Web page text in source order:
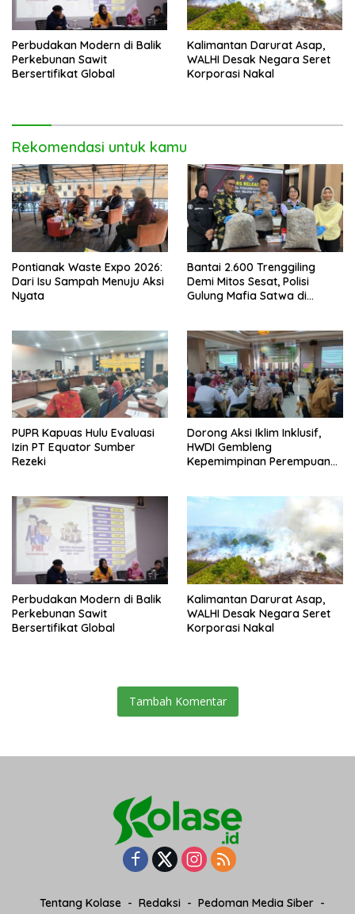
Perbudakan Modern di Balik
Perkebunan Sawit
Bersertifikat Global
Kalimantan Darurat Asap,
WALHI Desak Negara Seret
Korporasi Nakal
Rekomendasi untuk kamu
Pontianak Waste Expo 2026:
Dari Isu Sampah Menuju Aksi
Nyata
Bantai 2.600 Trenggiling
Demi Mitos Sesat, Polisi
Gulung Mafia Satwa di
PUPR Kapuas Hulu Evaluasi
Izin PT Equator Sumber
Rezeki
Dorong Aksi Iklim Inklusif,
HWDI Gembleng
Kepemimpinan Perempuan
Perbudakan Modern di Balik
Perkebunan Sawit
Bersertifikat Global
Kalimantan Darurat Asap,
WALHI Desak Negara Seret
Korporasi Nakal
Tambah Komentar
Tentang Kolase Redaksi
Pedoman Media Siber